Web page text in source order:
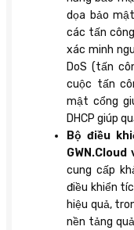
dọa bảo
các tấn
xác minh
DoS (tấn
cuộc tấn
mật cổng
DHCP giúp
Bộ điều
GWN.Cloud
cung cấp
điều khiển
hiệu quả,
nền tảng